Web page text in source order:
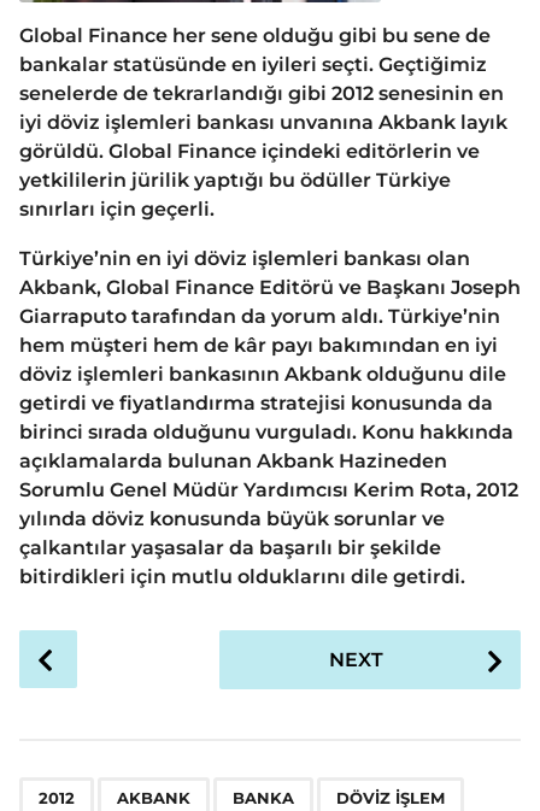
Global Finance her sene olduğu gibi bu sene de
bankalar statüsünde en iyileri seçti. Geçtiğimiz
senelerde de tekrarlandığı gibi 2012 senesinin en
iyi döviz işlemleri bankası unvanına Akbank layık
görüldü. Global Finance içindeki editörlerin ve
yetkililerin jürilik yaptığı bu ödüller Türkiye
sınırları için geçerli.
Türkiye’nin en iyi döviz işlemleri bankası olan
Akbank, Global Finance Editörü ve Başkanı Joseph
Giarraputo tarafından da yorum aldı. Türkiye’nin
hem müşteri hem de kâr payı bakımından en iyi
döviz işlemleri bankasının Akbank olduğunu dile
getirdi ve fiyatlandırma stratejisi konusunda da
birinci sırada olduğunu vurguladı. Konu hakkında
açıklamalarda bulunan Akbank Hazineden
Sorumlu Genel Müdür Yardımcısı Kerim Rota, 2012
yılında döviz konusunda büyük sorunlar ve
çalkantılar yaşasalar da başarılı bir şekilde
bitirdikleri için mutlu olduklarını dile getirdi.
o
NEXT
2012 AKBANK BANKA DÖVIZ IŞLEM